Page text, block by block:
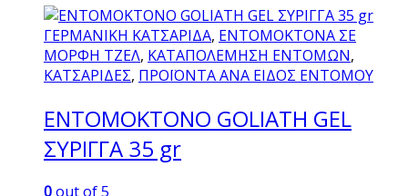
ΓΕΡΜΑΝΙΚΗ ΚΑΤΣΑΡΙΔΑ, ΕΝΤΟΜΟΚΤΟΝΑ ΣΕ
ΜΟΡΦΗ ΤΖΕΛ, ΚΑΤΑΠΟΛΕΜΗΣΗ ΕΝΤΟΜΩΝ,
ΚΑΤΣΑΡΙΔΕΣ, ΠΡΟΪΟΝΤΑ ΑΝΑ ΕΙΔΟΣ ΕΝΤΟΜΟΥ
ΕΝΤΟΜΟΚΤΟΝΟ GOLIATH GEL
ΣΥΡΙΓΓΑ 35 gr
0out of 5